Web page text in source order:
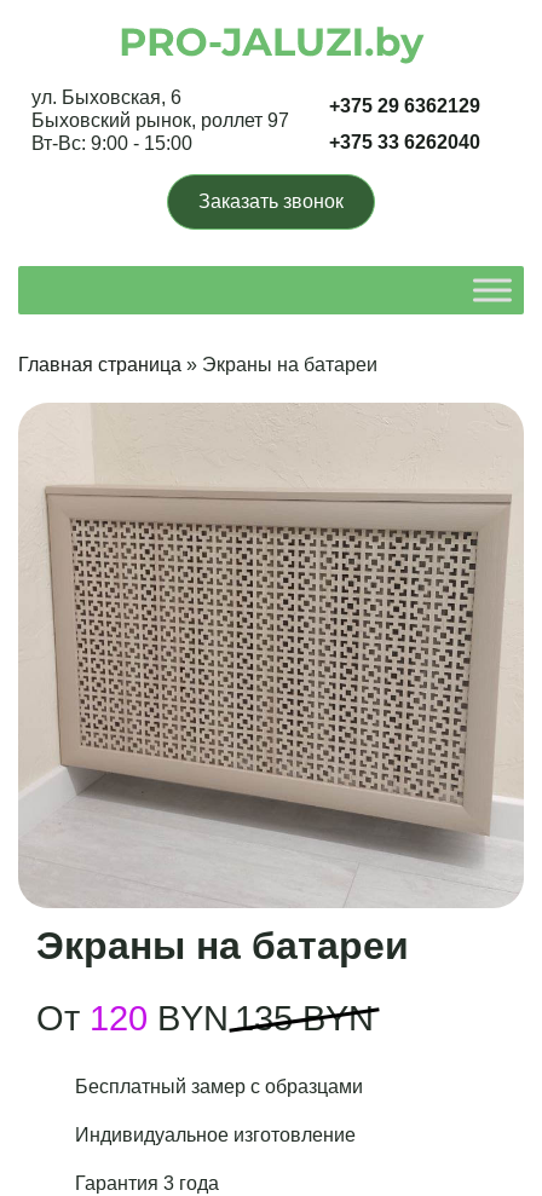
ул. Быховская, 6
Быховский рынок, роллет 97
Вт-Вс: 9:00 - 15:00
+375 29 6362129
+375 33 6262040
Заказать звонок
Главная страница » Экраны на батареи
Экраны на батареи
От 120 BYN 135 BYN
Бесплатный замер с образцами
Индивидуальное изготовление
Гарантия 3 года